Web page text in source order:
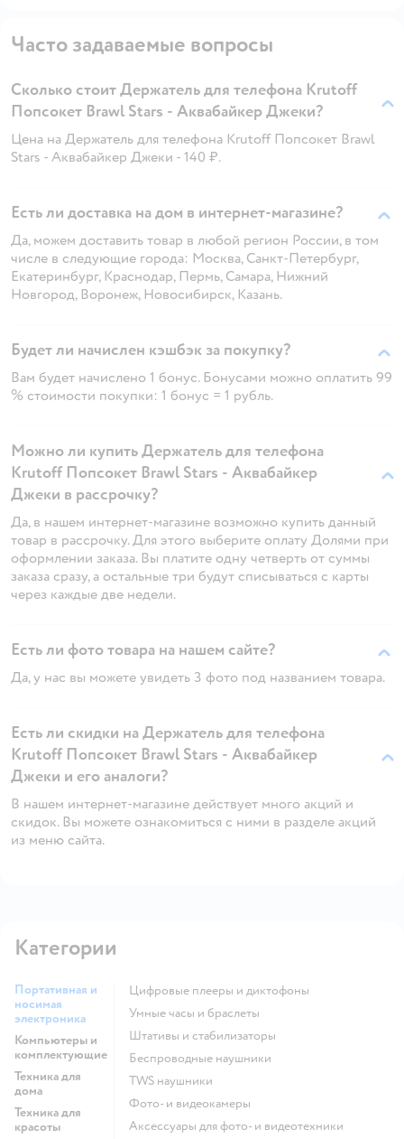
Часто задаваемые вопросы
Сколько стоит Держатель для телефона Krutoff
Попсокет Brawl Stars - Аквабайкер Джеки?
Цена на Держатель для телефона Krutoff Попсокет Brawl
Stars - Аквабайкер Джеки - 140 ₽.
Есть ли доставка на дом в интернет-магазине?
Да, можем доставить товар в любой регион России, в том
числе в следующие города: Москва, Санкт-Петербург,
Екатеринбург, Краснодар, Пермь, Самара, Нижний
Новгород, Воронеж, Новосибирск, Казань.
Будет ли начислен кэшбэк за покупку?
Вам будет начислено 1 бонус. Бонусами можно оплатить 99
% стоимости покупки: 1 бонус = 1 рубль.
Можно ли купить Держатель для телефона
Krutoff Попсокет Brawl Stars - Аквабайкер
Джеки в рассрочку?
Да, в нашем интернет-магазине возможно купить данный
товар в рассрочку. Для этого выберите оплату Долями при
оформлении заказа. Вы платите одну четверть от суммы
заказа сразу, а остальные три будут списываться с карты
через каждые две недели.
Есть ли фото товара на нашем сайте?
Да, у нас вы можете увидеть 3 фото под названием товара.
Есть ли скидки на Держатель для телефона
Krutoff Попсокет Brawl Stars - Аквабайкер
Джеки и его аналоги?
В нашем интернет-магазине действует много акций и
скидок. Вы можете ознакомиться с ними в разделе акций
из меню сайта.
Категории
Портативная и
носимая
электроника
Компьютеры и
комплектующие
Техника для
дома
Техника для
красоты
цифровые плееры и диктофоны
умные часы и браслеты
штативы и стабилизаторы
беспроводные наушники
TWS наушники
фото- и видеокамеры
аксессуары для фото- и видеотехники